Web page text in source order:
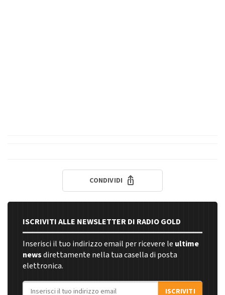
CONDIVIDI
ISCRIVITI ALLE NEWSLETTER DI RADIO GOLD
Inserisci il tuo indirizzo email per ricevere le ultime
newsdirettamente nella tua casella di posta
elettronica.
Indirizzo email
ISCRIVITI